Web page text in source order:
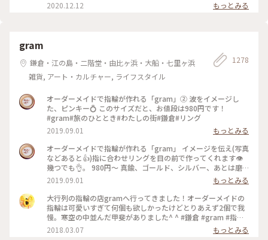
2020.12.12 もっとみる
gram
鎌倉・江の島・二階堂・由比ヶ浜・大船・七里ヶ浜
雑貨, アート・カルチャー, ライフスタイル
1278
オーダーメイドで指輪が作れる「gram」② 波をイメージし
た、ピンキー💍 このサイズだと、お値段は980円です！
#gram#旅のひととき#わたしの街#鎌倉#リング
2019.09.01
もっとみる
オーダーメイドで指輪が作れる「gram」 イメージを伝え(写真
などあると👍)指に合わせリングを目の前で作ってくれます👁
幾つでも👌。 980円〜 真鍮、ゴールド、シルバー、あとは磨
きをかけるかマットな感じにするか💍😊✨✨ 今回は、左からピ
ンキー、中指、親指と作りました😅 いつもは行列がすごいの
に、この日、整理券なし、30分並び入れました😱😱‼️(平日の
夕方) 皆さん、カップルもいだけど、グループで来られ旅の思
い出に作られたりしている方が多かったです😊 まさか、入れ
ると思わなかったので、待ち時間に情報収集し勢いで作ったリ
ング。それでも、なんだか愛着がわきますね… 次は、重ね付け
2019.09.01
もっとみる
大行列の指輪の店gramへ行ってきました！オーダーメイドの
指輪は可愛いすぎて何個も欲しかったけどとりあえず2個で我
慢。寒空の中並んだ甲斐がありました^ ^ #鎌倉 #gram #指輪
#オーダーメイド
2018.03.07 もっとみる